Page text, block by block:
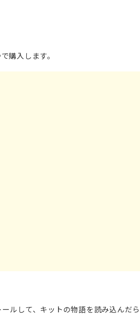
購入します。
ルして、キットの物語を読み込んだ